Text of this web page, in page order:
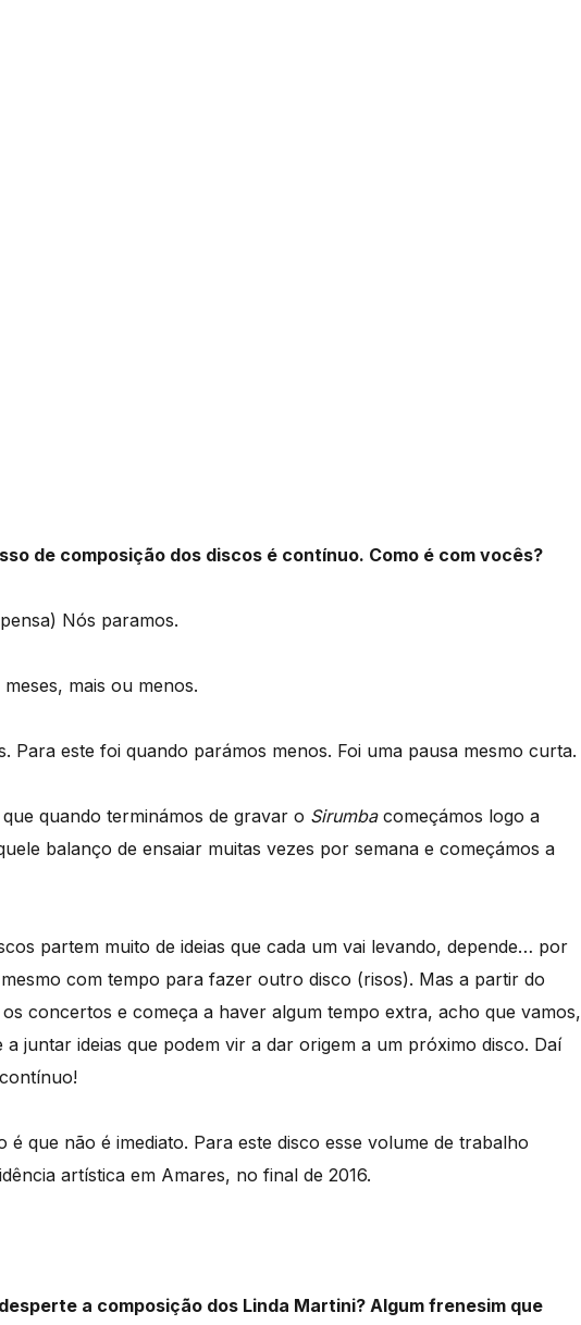
de composição dos discos é contínuo. Como é com vocês?
Nós paramos.
mais ou menos.
Para este foi quando parámos menos. Foi uma pausa mesmo curta.
quando terminámos de gravar o Sirumbacomeçámos logo a
balanço de ensaiar muitas vezes por semana e começámos a
partem muito de ideias que cada um vai levando, depende… por
com tempo para fazer outro disco (risos). Mas a partir do
concertos e começa a haver algum tempo extra, acho que vamos,
juntar ideias que podem vir a dar origem a um próximo disco. Daí
que não é imediato. Para este disco esse volume de trabalho
artística em Amares, no final de 2016.
a composição dos Linda Martini? Algum frenesim que